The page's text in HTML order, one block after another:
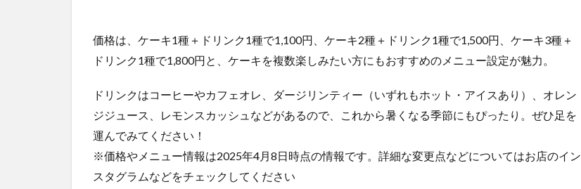
価格は、ケーキ1種＋ドリンク1種で1,100円、ケーキ2種＋ドリンク1種で1,500円、ケーキ3種＋
ドリンク1種で1,800円と、ケーキを複数楽しみたい方にもおすすめのメニュー設定が魅力。
ドリンクはコーヒーやカフェオレ、ダージリンティー（いずれもホット・アイスあり）、オレン
ジジュース、レモンスカッシュなどがあるので、これから暑くなる季節にもぴったり。ぜひ足を
運んでみてください！
※価格やメニュー情報は2025年4月8日時点の情報です。詳細な変更点などについてはお店のイン
スタグラムなどをチェックしてください